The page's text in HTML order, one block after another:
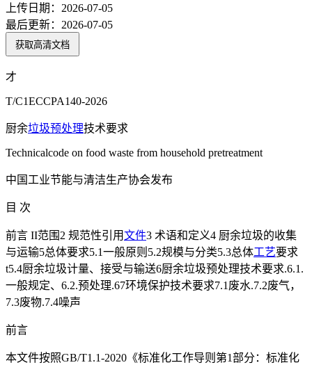
上传日期： 2026-07-05
最后更新： 2026-07-05
获取高清文档
才
T/C1ECCPA140-2026
厨余垃圾预处理技术要求
Technicalcode on food waste from household pretreatment
中国工业节能与清洁生产协会发布
目 次
前言 II范围2 规范性引用文件3 术语和定义4 厨余垃圾的收集
与运输5总体要求5.1一般原则5.2规模与分类5.3总体工艺要求
t5.4厨余垃圾计量、接受与输送6厨余垃圾预处理技术要求.6.1.
一般规定、6.2.预处理.67环境保护技术要求7.1废水.7.2废气，
7.3废物.7.4噪声
前言
本文件按照GB/T1.1-2020《标准化工作导则第1部分：标准化